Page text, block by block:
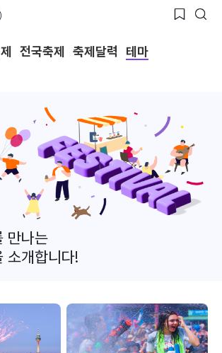
전국축제 축제달력 테마
만나는
소개합니다!